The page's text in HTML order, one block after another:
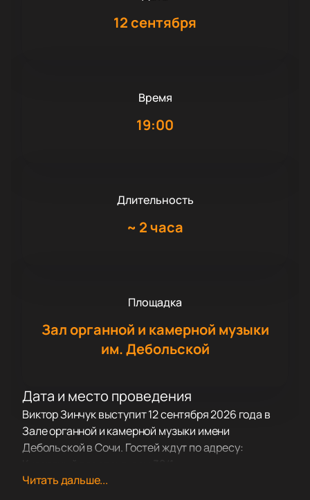
12 сентября
Время
19:00
Длительность
~ 2 часа
Площадка
Зал органной и камерной музыки
им. Дебольской
Дата и место проведения
Виктор Зинчук выступит 12 сентября 2026 года в
Зале органной и камерной музыки имени
Дебольской в Сочи. Гостей ждут по адресу:
Читать дальше...